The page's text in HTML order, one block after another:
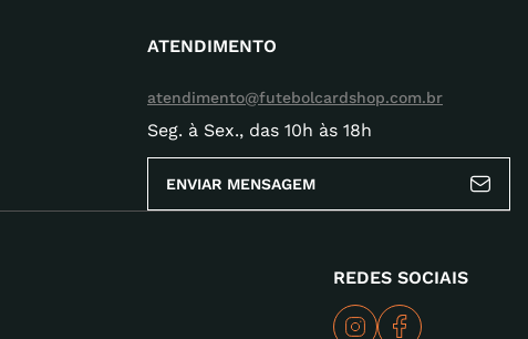
ATENDIMENTO
atendimento@futebolcardshop.com.br
Seg. à Sex., das 10h às 18h
ENVIAR MENSAGEM
REDES SOCIAIS